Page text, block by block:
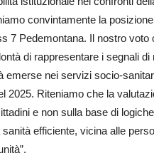
convintamente la
7 Pedemontana. Il nostro
di rappresentare i segnali
emerse nei servizi socio-
2025. Riteniamo che la
e non sulla base di
efficiente, vicina alle